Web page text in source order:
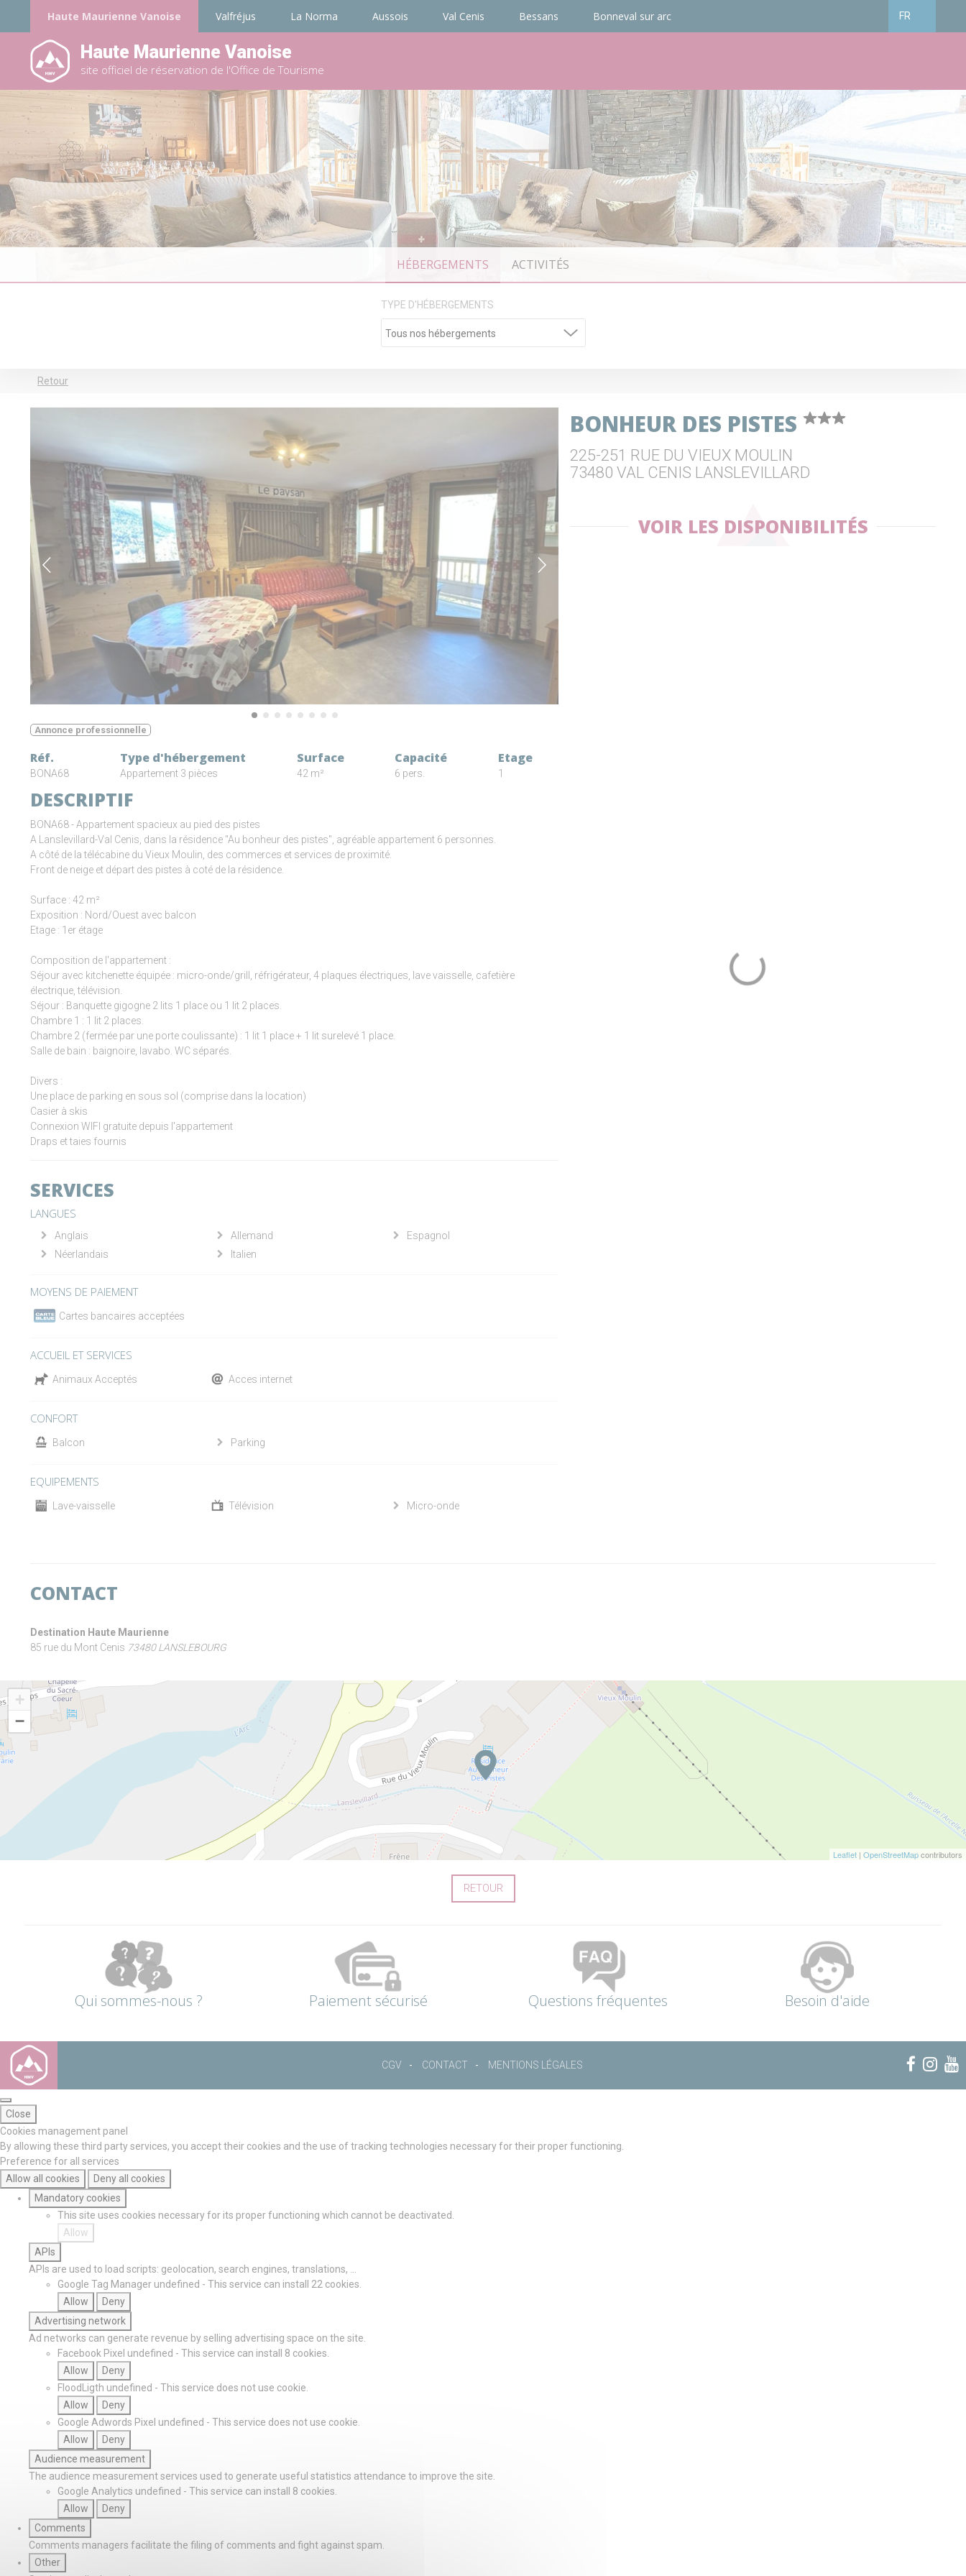
Haute Maurienne Vanoise Valfréjus La Norma Aussois Val Cenis Bessans Bonneval sur arc FR
Haute Maurienne Vanoise
site officiel de réservation de l'Office de Tourisme
HÉBERGEMENTS ACTIVITÉS
TYPE D'HÉBERGEMENTS
Retour
Annonce professionnelle
Réf.
BONA68
Type d'hébergement
Appartement 3 pièces
Surface
42 m²
Capacité
6 pers.
Etage
1
DESCRIPTIF
BONA68 - Appartement spacieux au pied des pistes
A Lanslevillard-Val Cenis, dans la résidence "Au bonheur des pistes", agréable appartement 6 personnes.
A côté de la télécabine du Vieux Moulin, des commerces et services de proximité.
Front de neige et départ des pistes à coté de la résidence.
Surface : 42 m²
Exposition : Nord/Ouest avec balcon
Etage : 1er étage
Composition de l'appartement :
Séjour avec kitchenette équipée : micro-onde/grill, réfrigérateur, 4 plaques électriques, lave vaisselle, cafetière
électrique, télévision.
Séjour : Banquette gigogne 2 lits 1 place ou 1 lit 2 places.
Chambre 1 : 1 lit 2 places.
Chambre 2 (fermée par une porte coulissante) : 1 lit 1 place + 1 lit surelevé 1 place.
Salle de bain : baignoire, lavabo. WC séparés.
Divers :
Une place de parking en sous sol (comprise dans la location)
Casier à skis
Connexion WIFI gratuite depuis l'appartement
Draps et taies fournis
SERVICES
LANGUES
Anglais Allemand
Espagnol
Néerlandais
Italien
MOYENS DE PAIEMENT
Cartes bancaires acceptées
ACCUEIL ET SERVICES
Animaux Acceptés Acces internet
CONFORT
Balcon Parking
EQUIPEMENTS
Lave-vaisselle Télévision Micro-onde
BONHEUR DES PISTES
225-251 RUE DU VIEUX MOULIN
73480 VAL CENIS LANSLEVILLARD
VOIR LES DISPONIBILITÉS
CONTACT
Destination Haute Maurienne
85 rue du Mont Cenis 73480 LANSLEBOURG
+
−
Leaflet | OpenStreetMapcontributors
RETOUR
Qui sommes-nous ? Paiement sécurisé Questions fréquentes Besoin d'aide
CGV CONTACT MENTIONS LÉGALES
Close
Cookies management panel
By allowing these third party services, you accept their cookies and the use of tracking technologies necessary for their proper functioning.
Preference for all services
Allow all cookies
Deny all cookies
Mandatory cookies
This site uses cookies necessary for its proper functioning which cannot be deactivated.
Allow
APIs
APIs are used to load scripts: geolocation, search engines, translations, ...
Google Tag Manager undefined - This service can install 22 cookies.
Allow
Deny
Advertising network
Ad networks can generate revenue by selling advertising space on the site.
Facebook Pixel undefined - This service can install 8 cookies.
Allow
Deny
FloodLigth undefined - This service does not use cookie.
Allow
Deny
Google Adwords Pixel undefined - This service does not use cookie.
Allow
Deny
Audience measurement
The audience measurement services used to generate useful statistics attendance to improve the site.
Google Analytics undefined - This service can install 8 cookies.
Allow
Deny
Comments
Comments managers facilitate the filing of comments and fight against spam.
Other